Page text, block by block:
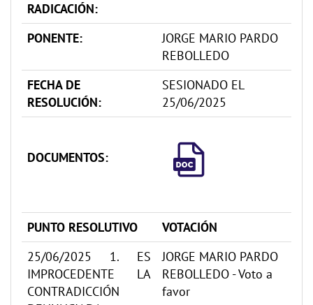
RADICACIÓN:
PONENTE:
JORGE MARIO PARDO
REBOLLEDO
FECHA DE
RESOLUCIÓN:
SESIONADO EL
25/06/2025
DOCUMENTOS:
PUNTO RESOLUTIVO
VOTACIÓN
25/06/2025 1. ES
IMPROCEDENTE LA
CONTRADICCIÓN
JORGE MARIO PARDO
REBOLLEDO - Voto a
favor